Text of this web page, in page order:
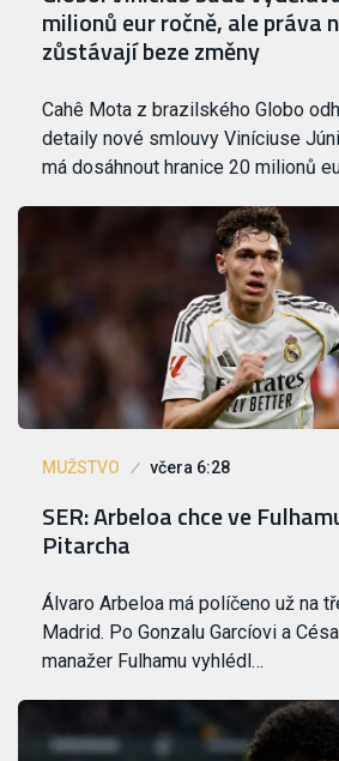
milionů eur ročně, ale práva
zůstávají beze změny
Cahê Mota z brazilského Globo
detaily nové smlouvy Viníciuse
má dosáhnout hranice 20 milionů
MUŽSTVO včera 6:28
SER: Arbeloa chce ve
Pitarcha
Álvaro Arbeloa má políčeno už na
Madrid. Po Gonzalu Garcíovi a
manažer Fulhamu vyhlédl…